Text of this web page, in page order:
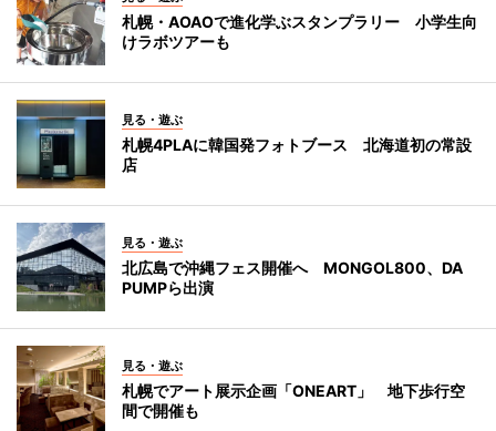
札幌・AOAOで進化学ぶスタンプラリー 小学生向
けラボツアーも
見る・遊ぶ
札幌4PLAに韓国発フォトブース 北海道初の常設
店
見る・遊ぶ
北広島で沖縄フェス開催へ MONGOL800、DA
PUMPら出演
見る・遊ぶ
札幌でアート展示企画「ONEART」 地下歩行空
間で開催も